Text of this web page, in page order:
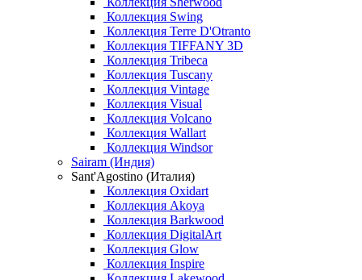
Коллекция Swing
Коллекция Terre D'Otranto
Коллекция TIFFANY 3D
Коллекция Tribeca
Коллекция Tuscany
Коллекция Vintage
Коллекция Visual
Коллекция Volcano
Коллекция Wallart
Коллекция Windsor
Sairam (Индия)
Sant'Agostino (Италия)
Коллекция Oxidart
Коллекция Akoya
Коллекция Barkwood
Коллекция DigitalArt
Коллекция Glow
Коллекция Inspire